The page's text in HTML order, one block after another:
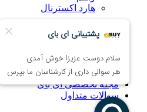
هارد اکسترنال
درباره ما
راهنمای خرید اینترنتی
همکاری با فروشگاه eBuy
تماس با ما
مجله تخصصی ای‌ بای
سوالات متداول